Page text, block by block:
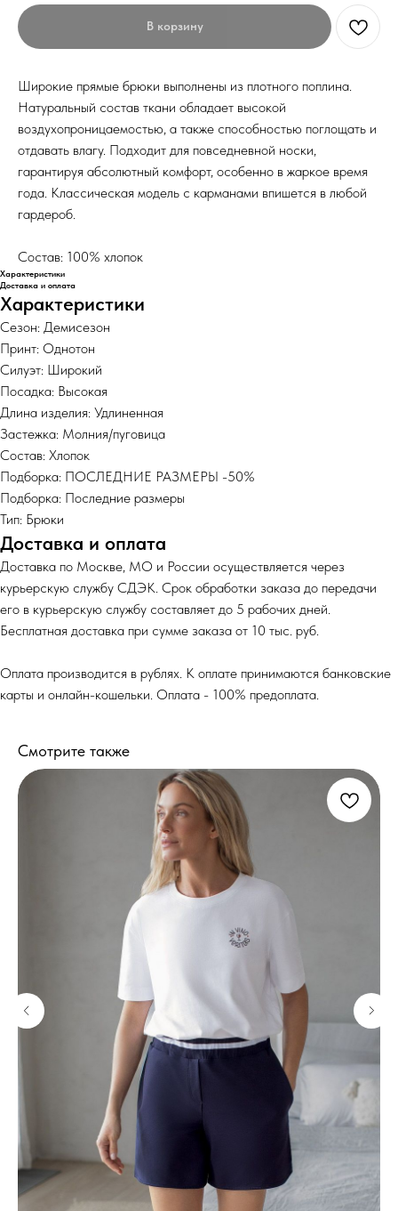
В корзину
Широкие прямые брюки выполнены из плотного поплина.
Натуральный состав ткани обладает высокой
воздухопроницаемостью, а также способностью поглощать и
отдавать влагу. Подходит для повседневной носки,
гарантируя абсолютный комфорт, особенно в жаркое время
года. Классическая модель с карманами впишется в любой
гардероб.
Состав: 100% хлопок
Характеристики
Доставка и оплата
Характеристики
Сезон: Демисезон
Принт: Однотон
Силуэт: Широкий
Посадка: Высокая
Длина изделия: Удлиненная
Застежка: Молния/пуговица
Состав: Хлопок
Подборка: ПОСЛЕДНИЕ РАЗМЕРЫ -50%
Подборка: Последние размеры
Тип: Брюки
Доставка и оплата
Доставка по Москве, МО и России осуществляется через
курьерскую службу СДЭК. Срок обработки заказа до передачи
его в курьерскую службу составляет до 5 рабочих дней.
Бесплатная доставка при сумме заказа от 10 тыс. руб.
Оплата производится в рублях. К оплате принимаются банковские
карты и онлайн-кошельки. Оплата - 100% предоплата.
Смотрите также